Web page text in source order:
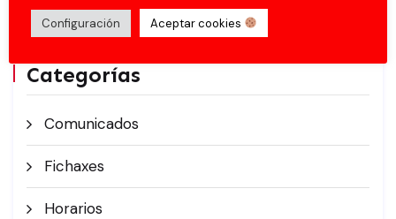
Categorías
Comunicados
Fichaxes
Horarios
Configuración Aceptar cookies